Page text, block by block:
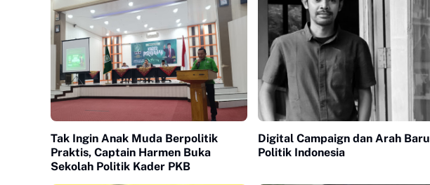
Tak Ingin Anak Muda Berpolitik
Praktis, Captain Harmen Buka
Sekolah Politik Kader PKB
Digital Campaign dan Arah Baru
Politik Indonesia